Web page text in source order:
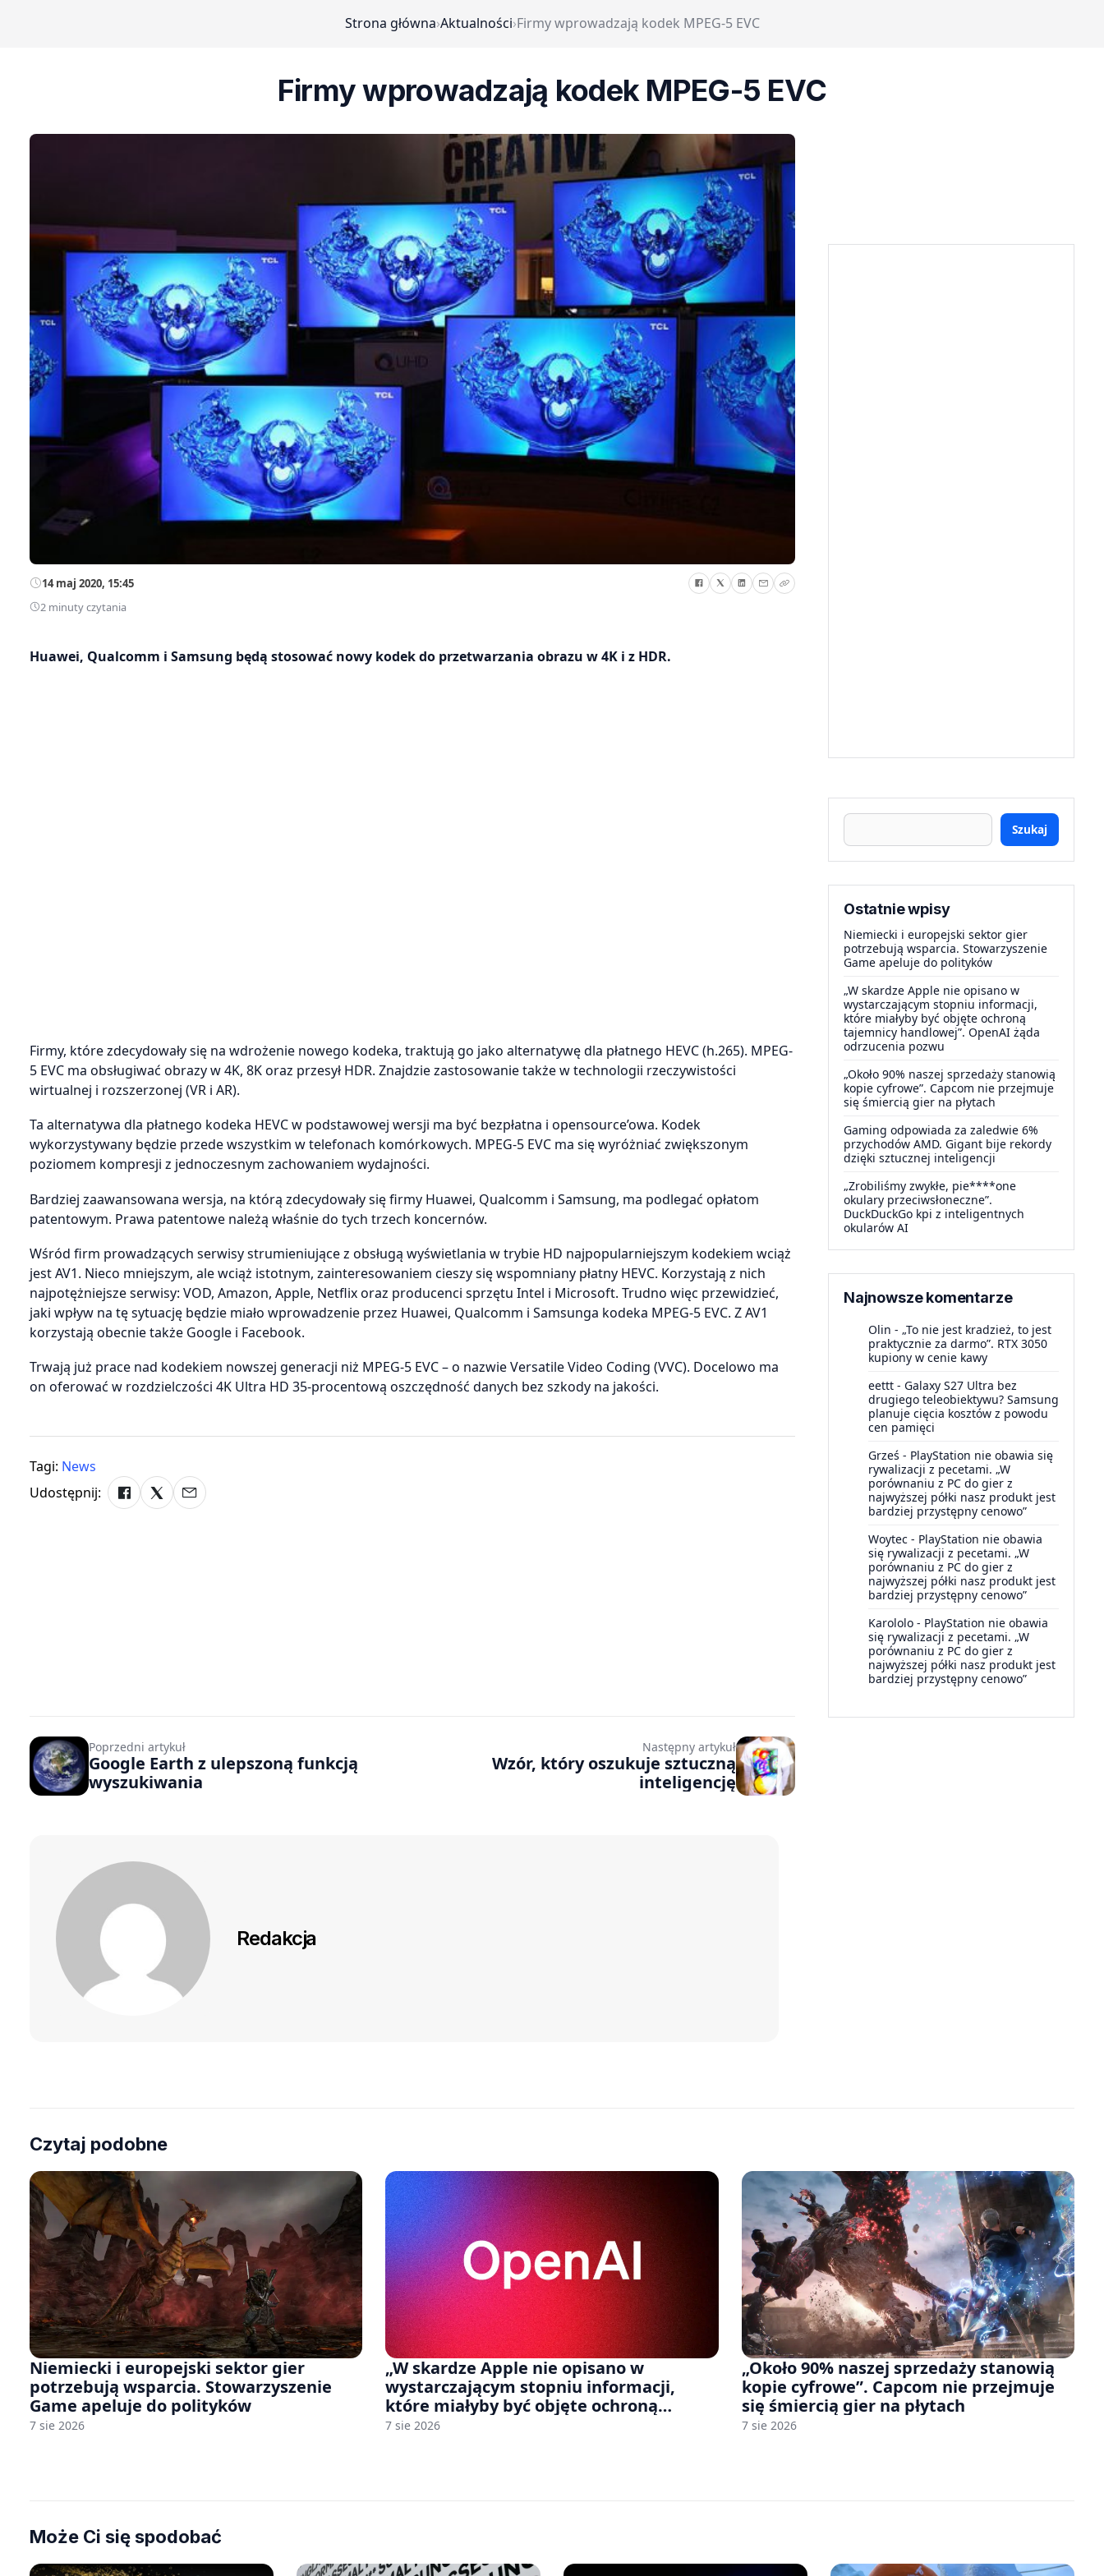
Strona główna›Aktualności›Firmy wprowadzają kodek MPEG-5 EVC
Firmy wprowadzają kodek MPEG-5 EVC
14 maj 2020, 15:45
2 minuty czytania
Huawei, Qualcomm i Samsung będą stosować nowy kodek do przetwarzania obrazu w 4K i z HDR.
Firmy, które zdecydowały się na wdrożenie nowego kodeka, traktują go jako alternatywę dla płatnego HEVC (h.265). MPEG-
5 EVC ma obsługiwać obrazy w 4K, 8K oraz przesył HDR. Znajdzie zastosowanie także w technologii rzeczywistości
wirtualnej i rozszerzonej (VR i AR).
Ta alternatywa dla płatnego kodeka HEVC w podstawowej wersji ma być bezpłatna i opensource’owa. Kodek
wykorzystywany będzie przede wszystkim w telefonach komórkowych. MPEG-5 EVC ma się wyróżniać zwiększonym
poziomem kompresji z jednoczesnym zachowaniem wydajności.
Bardziej zaawansowana wersja, na którą zdecydowały się firmy Huawei, Qualcomm i Samsung, ma podlegać opłatom
patentowym. Prawa patentowe należą właśnie do tych trzech koncernów.
Wśród firm prowadzących serwisy strumieniujące z obsługą wyświetlania w trybie HD najpopularniejszym kodekiem wciąż
jest AV1. Nieco mniejszym, ale wciąż istotnym, zainteresowaniem cieszy się wspomniany płatny HEVC. Korzystają z nich
najpotężniejsze serwisy: VOD, Amazon, Apple, Netflix oraz producenci sprzętu Intel i Microsoft. Trudno więc przewidzieć,
jaki wpływ na tę sytuację będzie miało wprowadzenie przez Huawei, Qualcomm i Samsunga kodeka MPEG-5 EVC. Z AV1
korzystają obecnie także Google i Facebook.
Trwają już prace nad kodekiem nowszej generacji niż MPEG-5 EVC – o nazwie Versatile Video Coding (VVC). Docelowo ma
on oferować w rozdzielczości 4K Ultra HD 35-procentową oszczędność danych bez szkody na jakości.
Tagi: News
Udostępnij:
Szukaj
Ostatnie wpisy
Niemiecki i europejski sektor gier
potrzebują wsparcia. Stowarzyszenie
Game apeluje do polityków
„W skardze Apple nie opisano w
wystarczającym stopniu informacji,
które miałyby być objęte ochroną
tajemnicy handlowej”. OpenAI żąda
odrzucenia pozwu
„Około 90% naszej sprzedaży stanowią
kopie cyfrowe”. Capcom nie przejmuje
się śmiercią gier na płytach
Gaming odpowiada za zaledwie 6%
przychodów AMD. Gigant bije rekordy
dzięki sztucznej inteligencji
„Zrobiliśmy zwykłe, pie****one
okulary przeciwsłoneczne”.
DuckDuckGo kpi z inteligentnych
okularów AI
Najnowsze komentarze
Olin - „To nie jest kradzież, to jest
praktycznie za darmo”. RTX 3050
kupiony w cenie kawy
eettt - Galaxy S27 Ultra bez
drugiego teleobiektywu? Samsung
planuje cięcia kosztów z powodu
cen pamięci
Grześ - PlayStation nie obawia się
rywalizacji z pecetami. „W
porównaniu z PC do gier z
najwyższej półki nasz produkt jest
bardziej przystępny cenowo”
Woytec - PlayStation nie obawia
się rywalizacji z pecetami. „W
porównaniu z PC do gier z
najwyższej półki nasz produkt jest
bardziej przystępny cenowo”
Karololo - PlayStation nie obawia
się rywalizacji z pecetami. „W
porównaniu z PC do gier z
najwyższej półki nasz produkt jest
bardziej przystępny cenowo”
Poprzedni artykuł
Google Earth z ulepszoną funkcją
wyszukiwania
Następny artykuł
Wzór, który oszukuje sztuczną
inteligencję
Redakcja
Czytaj podobne
Niemiecki i europejski sektor gier
potrzebują wsparcia. Stowarzyszenie
Game apeluje do polityków
7 sie 2026
„W skardze Apple nie opisano w
wystarczającym stopniu informacji,
które miałyby być objęte ochroną
tajemnicy handlowej”. OpenAI żąda
7 sie 2026
„Około 90% naszej sprzedaży stanowią
kopie cyfrowe”. Capcom nie przejmuje
się śmiercią gier na płytach
7 sie 2026
Może Ci się spodobać